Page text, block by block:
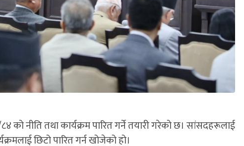
को नीति तथा कार्यक्रम पारित गर्ने तयारी गरेको छ। सांसदहरूलाई
छिटो पारित गर्न खोजेको हो।